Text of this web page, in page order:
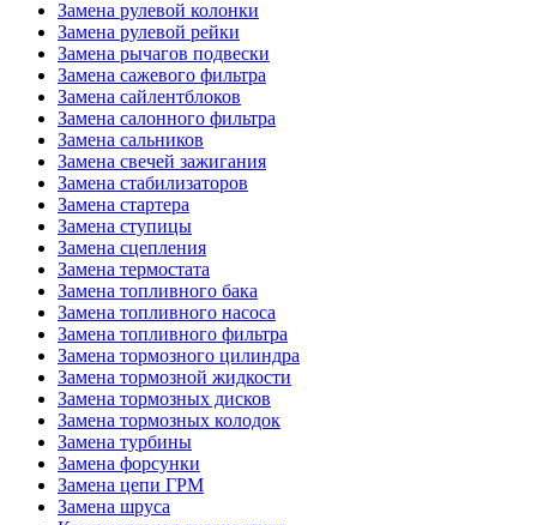
Замена рулевой колонки
Замена рулевой рейки
Замена рычагов подвески
Замена сажевого фильтра
Замена сайлентблоков
Замена салонного фильтра
Замена сальников
Замена свечей зажигания
Замена стабилизаторов
Замена стартера
Замена ступицы
Замена сцепления
Замена термостата
Замена топливного бака
Замена топливного насоса
Замена топливного фильтра
Замена тормозного цилиндра
Замена тормозной жидкости
Замена тормозных дисков
Замена тормозных колодок
Замена турбины
Замена форсунки
Замена цепи ГРМ
Замена шруса